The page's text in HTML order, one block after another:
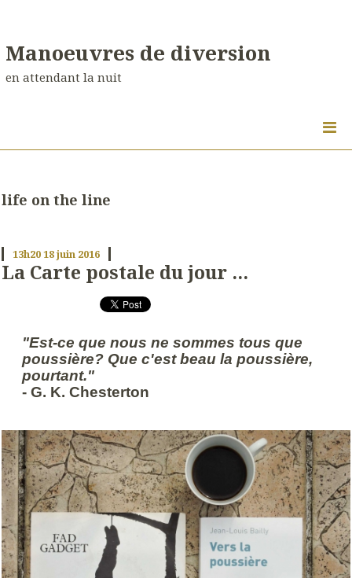
Manoeuvres de diversion
en attendant la nuit
life on the line
13h2018juin 2016
La Carte postale du jour ...
"Est-ce que nous ne sommes tous que
poussière? Que c'est beau la poussière,
pourtant."
- G. K. Chesterton